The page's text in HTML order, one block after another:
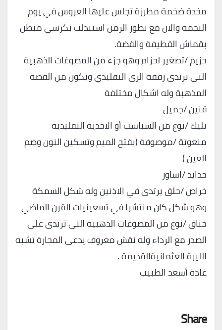
مخدة ضخمة مطرزة تجلس عليها العروس في يوم
النجمة والان مع تطور الزمن استبدلت بكرسي مبطن
بقماش القطيفة والفضة.
حزيم /تصغير لحزام وهو جزء من المصوغات الذهبية
التى ترتدى رفقة الزى التقليدي ويكون من الفضة
المذهبة وله اشكال مختلفة
قنين /جميل
تليك /نوع من الشباشب أو الاحذية التقليدية
منعوتة /موصوفة (بفتح الميم وتسكين النون وضم
العين )
حدايد /اساور
خراص /حلق يرتدى في الاذنين وله شكل السمكة
وهو شكل كان منتشرا في تسعينيات القرن الماضي
خناق /نوع من المصوغات الذهبية التى ترتدى على
الصدر مع الرداء وله نقش معروف يدعى المجارة تشبه
الليرة العثمانيةالقديمة .
غادة أسعد الطبيب
Share